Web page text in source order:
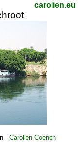
carolien.eu
- Carolien Coenen